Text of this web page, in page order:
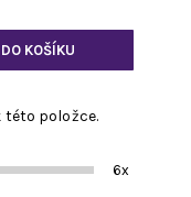
položce.
6x